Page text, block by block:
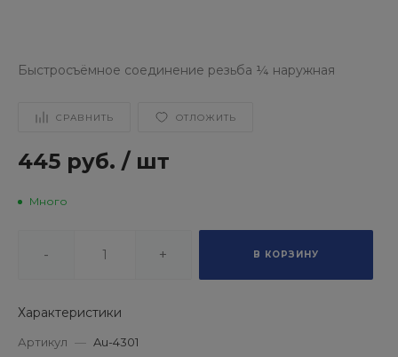
Быстросъёмное соединение резьба ¼ наружная
СРАВНИТЬ ОТЛОЖИТЬ
445 руб. / шт
Много
- + В КОРЗИНУ
Характеристики
Артикул — Au-4301